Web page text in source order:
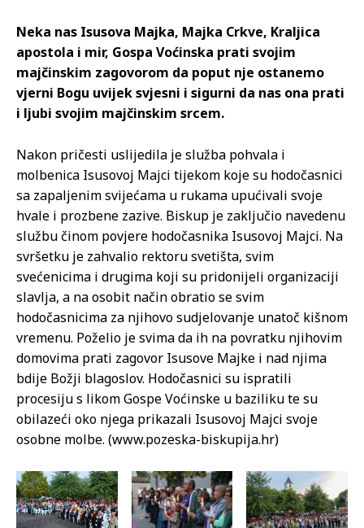
Neka nas Isusova Majka, Majka Crkve, Kraljica
apostola i mir, Gospa Voćinska prati svojim
majčinskim zagovorom da poput nje ostanemo
vjerni Bogu uvijek svjesni i sigurni da nas ona prati
i ljubi svojim majčinskim srcem.
Nakon pričesti uslijedila je služba pohvala i
molbenica Isusovoj Majci tijekom koje su hodočasnici
sa zapaljenim svijećama u rukama upućivali svoje
hvale i prozbene zazive. Biskup je zaključio navedenu
službu činom povjere hodočasnika Isusovoj Majci. Na
svršetku je zahvalio rektoru svetišta, svim
svećenicima i drugima koji su pridonijeli organizaciji
slavlja, a na osobit način obratio se svim
hodočasnicima za njihovo sudjelovanje unatoč kišnom
vremenu. Poželio je svima da ih na povratku njihovim
domovima prati zagovor Isusove Majke i nad njima
bdije Božji blagoslov. Hodočasnici su ispratili
procesiju s likom Gospe Voćinske u baziliku te su
obilazeći oko njega prikazali Isusovoj Majci svoje
osobne molbe. (www.pozeska-biskupija.hr)